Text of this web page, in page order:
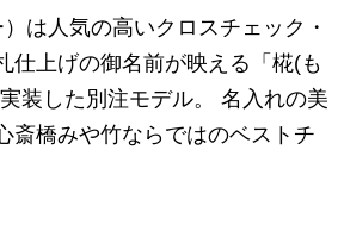
は人気の高いクロスチェック・
仕上げの御名前が映える「椛(も
装した別注モデル。 名入れの美
斎橋みや竹ならではのベストチ